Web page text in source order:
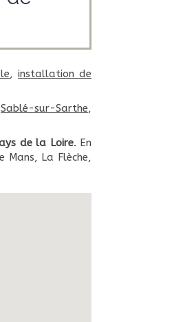
,installation de
Sablé-sur-Sarthe,
de la Loire. En
La Flèche,